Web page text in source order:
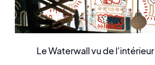
Le Waterwall vu de l'intérieur